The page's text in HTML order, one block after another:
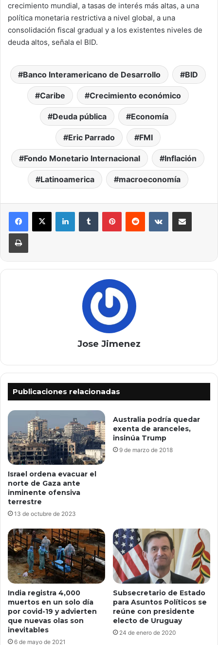
crecimiento mundial, a tasas de interés más altas, a una
política monetaria restrictiva a nivel global, a una
consolidación fiscal gradual y a los existentes niveles de
deuda altos, señala el BID.
Banco Interamericano de Desarrollo BID
Caribe Crecimiento económico
Deuda pública Economía
Eric Parrado FMI
Fondo Monetario Internacional Inflación
Latinoamerica macroeconomía
LinkedInTumblr PinterestReddit VKontakteCompartir por correo
Imprimir
Jose Jimenez
Publicaciones relacionadas
Israel ordena evacuar el
norte de Gaza ante
inminente ofensiva
terrestre
13 de octubre de 2023
Australia podría quedar
exenta de aranceles,
insinúa Trump
9 de marzo de 2018
India registra 4,000
muertos en un solo día
por covid-19 y advierten
que nuevas olas son
inevitables
6 de mayo de 2021
Subsecretario de Estado
para Asuntos Políticos se
reúne con presidente
electo de Uruguay
24 de enero de 2020